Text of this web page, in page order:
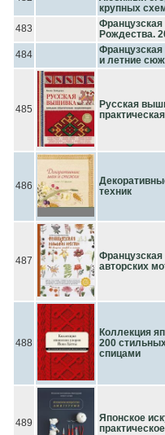
крупных
483
Рождества.
484
и летние
485
Русская
486
техник
487
авторских
488
Коллекция
200
спицами
489
Японское